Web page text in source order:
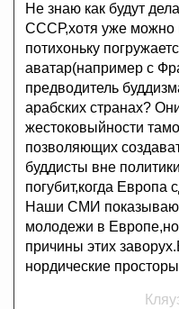
Не знаю как будут
СССР,хотя уже можно
потихоньку
аватар(например с
предводитель
арабских странах?
жестоковыйности
позволяющих
буддисты вне
погубит,когда Европа
Наши СМИ
молодежи в
причины этих
нордические